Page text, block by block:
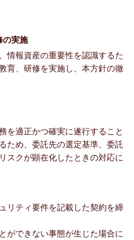
の実施
情報資産の重要性を認識するた
育、研修を実施し、本方針の徹
を適正かつ確実に遂行すること
ため、委託先の選定基準、委託
スクが顕在化したときの対応に
リティ要件を記載した契約を締
ができない事態が生じた場合に